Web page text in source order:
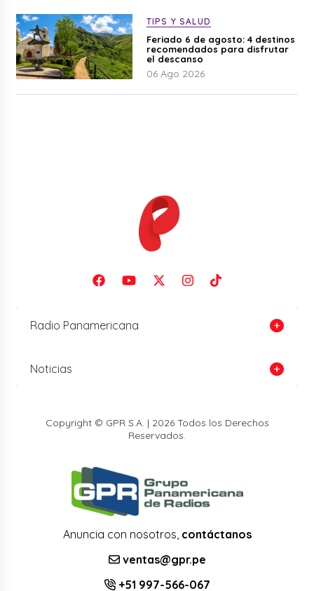
TIPS Y SALUD
Feriado 6 de agosto: 4 destinos
recomendados para disfrutar
el descanso
06 Ago 2026
Radio Panamericana
Noticias
Copyright © GPR S.A. | 2026 Todos los Derechos
Reservados.
Anuncia con nosotros, contáctanos
ventas@gpr.pe
+51 997-566-067